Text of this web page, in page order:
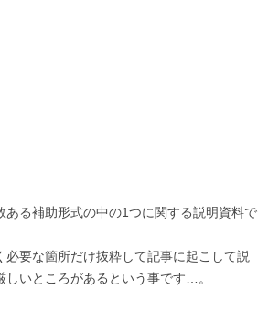
ある補助形式の中の1つに関する説明資料で
必要な箇所だけ抜粋して記事に起こして説
しいところがあるという事です…。